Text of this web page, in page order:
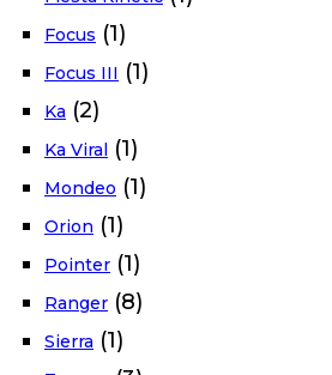
Focus (1)
Focus III (1)
Ka (2)
Ka Viral (1)
Mondeo (1)
Orion (1)
Pointer (1)
Ranger (8)
Sierra (1)